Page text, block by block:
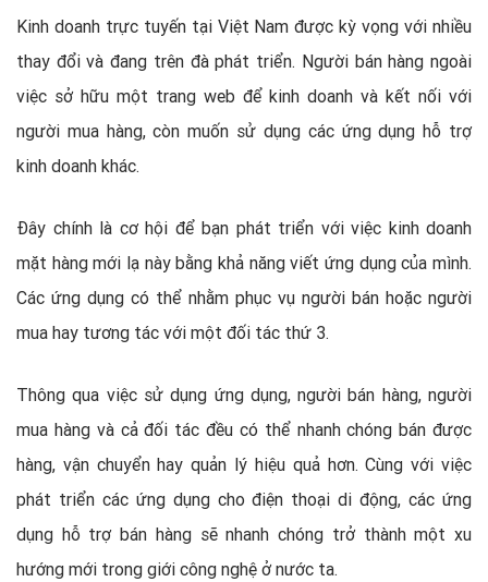
Kinh doanh trực tuyến tại Việt Nam được kỳ vọng với nhiều
thay đổi và đang trên đà phát triển. Người bán hàng ngoài
việc sở hữu một trang web để kinh doanh và kết nối với
người mua hàng, còn muốn sử dụng các ứng dụng hỗ trợ
kinh doanh khác.
Đây chính là cơ hội để bạn phát triển với việc kinh doanh
mặt hàng mới lạ này bằng khả năng viết ứng dụng của mình.
Các ứng dụng có thể nhằm phục vụ người bán hoặc người
mua hay tương tác với một đối tác thứ 3.
Thông qua việc sử dụng ứng dụng, người bán hàng, người
mua hàng và cả đối tác đều có thể nhanh chóng bán được
hàng, vận chuyển hay quản lý hiệu quả hơn. Cùng với việc
phát triển các ứng dụng cho điện thoại di động, các ứng
dụng hỗ trợ bán hàng sẽ nhanh chóng trở thành một xu
hướng mới trong giới công nghệ ở nước ta.